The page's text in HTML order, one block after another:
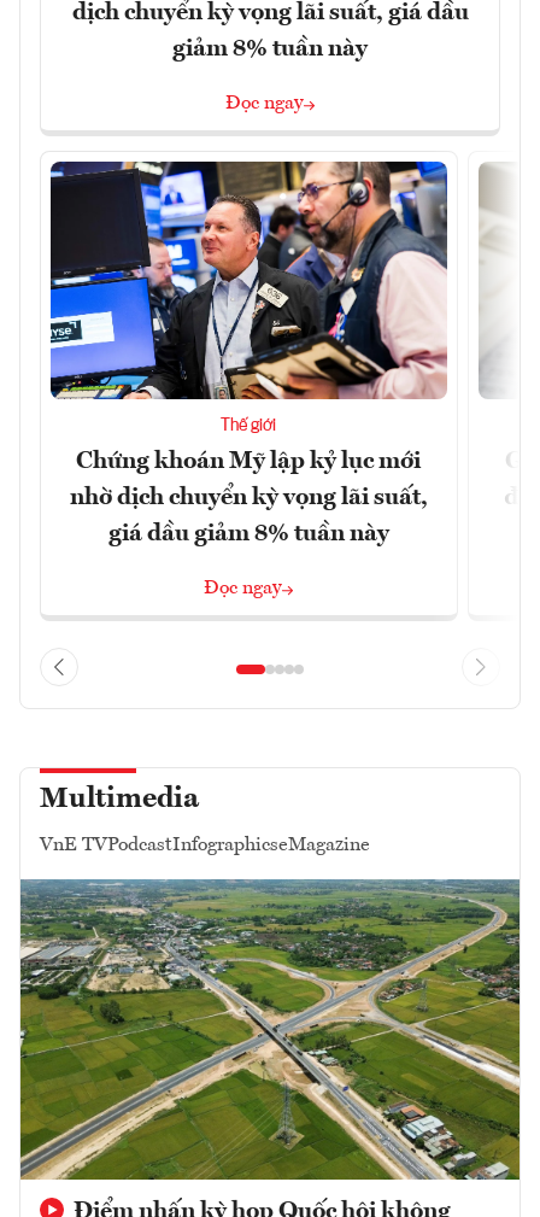
dịch chuyển kỳ vọng lãi suất, giá dầu
giảm 8% tuần này
Đọc ngay
Thế giới
Chứng khoán Mỹ lập kỷ lục mới
nhờ dịch chuyển kỳ vọng lãi suất,
giá dầu giảm 8% tuần này
Đọc ngay
Multimedia
VnE TVPodcastInfographicseMagazine
Điểm nhấn kỳ họp Quốc hội không